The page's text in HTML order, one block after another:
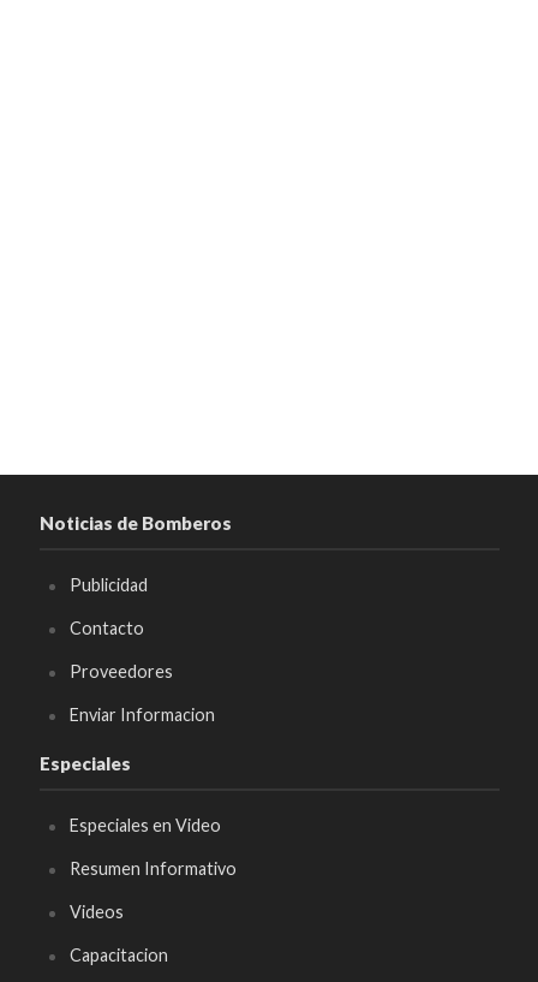
Noticias de Bomberos
Publicidad
Contacto
Proveedores
Enviar Informacion
Especiales
Especiales en Video
Resumen Informativo
Videos
Capacitacion